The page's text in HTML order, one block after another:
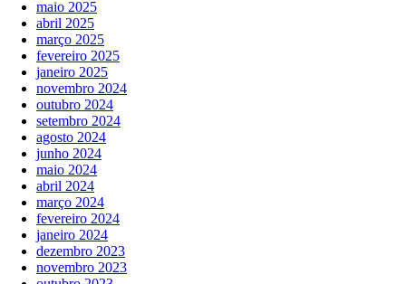
maio 2025
abril 2025
março 2025
fevereiro 2025
janeiro 2025
novembro 2024
outubro 2024
setembro 2024
agosto 2024
junho 2024
maio 2024
abril 2024
março 2024
fevereiro 2024
janeiro 2024
dezembro 2023
novembro 2023